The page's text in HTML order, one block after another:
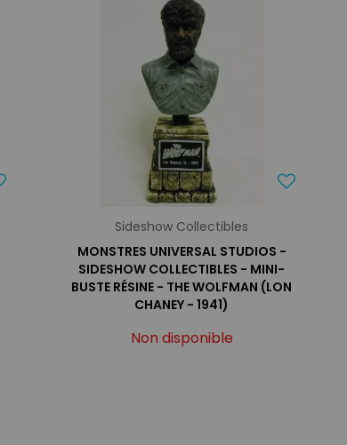
Sideshow Collectibles
MONSTRES UNIVERSAL STUDIOS -
SIDESHOW COLLECTIBLES - MINI-
BUSTE RÉSINE - THE WOLFMAN (LON
CHANEY - 1941)
Non disponible